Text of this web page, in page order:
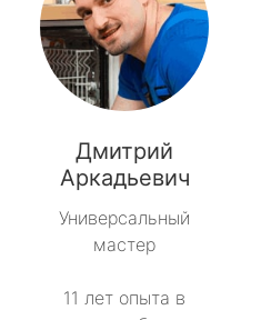
Дмитрий
Аркадьевич
Универсальный
мастер
11 лет опыта в